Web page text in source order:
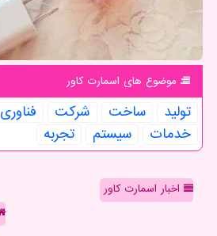
موضوع های اسمارت كاور
تولید ساخت شركت فناوری
خدمات
سیستم تجربه
اخبار اسمارت کاور